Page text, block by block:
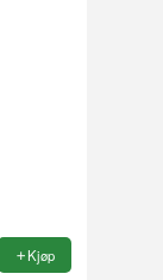
Kjøp